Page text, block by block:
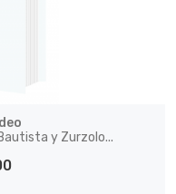
y Zurzolo...